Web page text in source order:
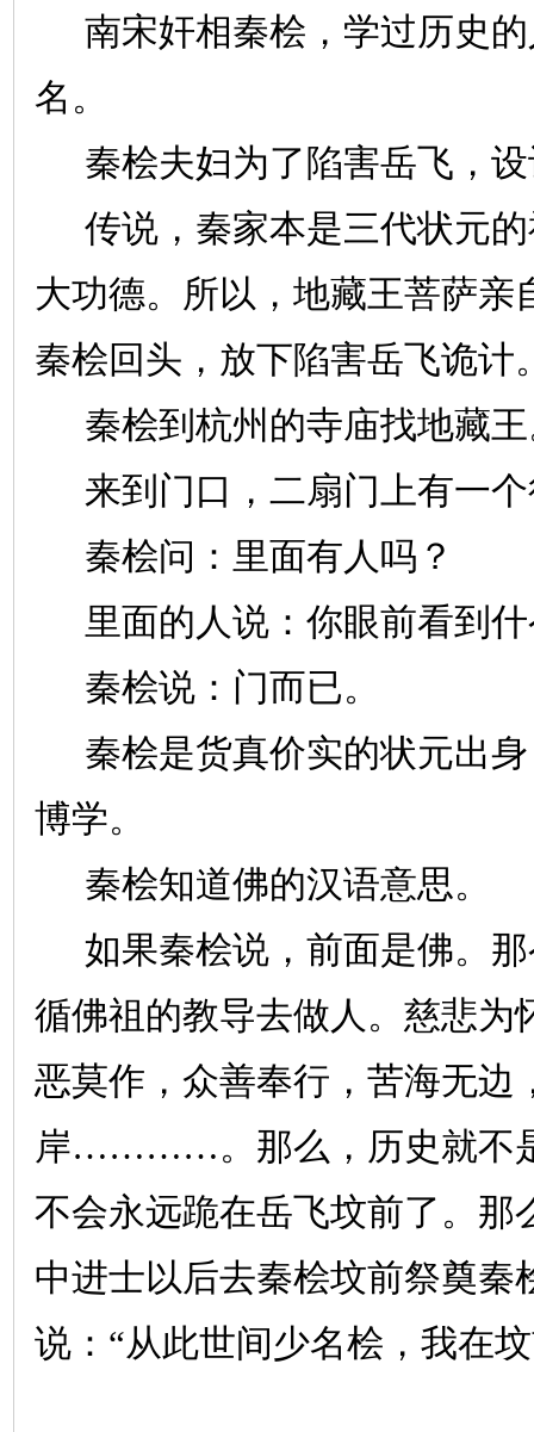
南宋奸相秦桧，学过历史
名。
秦桧夫妇为了陷害岳飞，
传说，秦家本是三代状元
大功德。所以，地藏王菩萨亲
秦桧回头，放下陷害岳飞诡计
秦桧到杭州的寺庙找地藏
来到门口，二扇门上有一
秦桧问：里面有人吗？
里面的人说：你眼前看到
秦桧说：门而已。
秦桧是货真价实的状元出
博学。
秦桧知道佛的汉语意思。
如果秦桧说，前面是佛。
循佛祖的教导去做人。慈悲为
恶莫作，众善奉行，苦海无边
岸…………。那么，历史就不
不会永远跪在岳飞坟前了。那
中进士以后去秦桧坟前祭奠秦
说：“从此世间少名桧，我在